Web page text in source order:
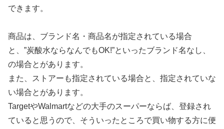
できます。
商品は、ブランド名・商品名が指定されている場合
と、”炭酸水ならなんでもOK!”といったブランド名なし、
の場合とがあります。
また、ストアーも指定されている場合と、指定されていな
い場合とがあります。
TargetやWalmartなどの大手のスーパーならば、登録され
ていると思うので、そういったところで買い物する方に便